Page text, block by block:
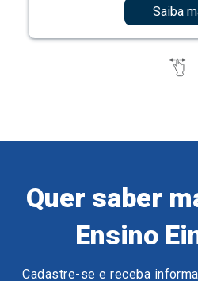
Saiba
Quer saber
Ensino
Cadastre-se e receba